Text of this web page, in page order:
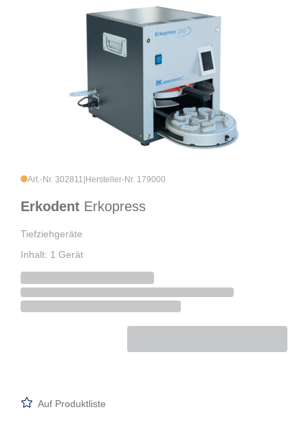
Art.-Nr. 302811 Hersteller-Nr. 179000
Erkodent Erkopress
Tiefziehgeräte
Inhalt: 1 Gerät
Auf Produktliste